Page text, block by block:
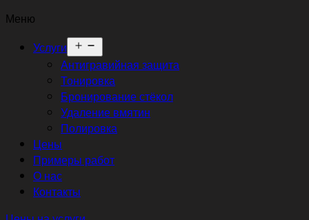
Меню
Услуги
меню
Антигравийная защита
Тонировка
Бронирование стёкол
Удаление вмятин
Полировка
Цены
Примеры работ
О нас
Контакты